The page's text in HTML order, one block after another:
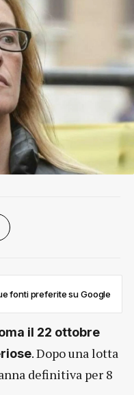
fonti preferite su Google
il 22 ottobre
. Dopo una lotta
definitiva per 8